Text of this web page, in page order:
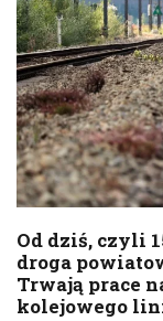
Od dziś, czyli
droga
Trwają prace
kolejowego